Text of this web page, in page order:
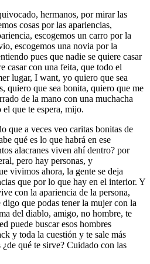
hermanos, por mirar las
cosas por las apariencias,
escogemos un carro por la
escogemos una novia por la
pues que nadie se quiere casar
casar con una feita, que todo el
lugar, I want, yo quiero que sea
quiero que sea bonita, quiero que me
de la mano con una muchacha
que te espera, mijo.
que a veces veo caritas bonitas de
qué es lo que habrá en ese
alacranes viven ahí dentro? por
pero hay personas, y
vivimos ahora, la gente se deja
que por lo que hay en el interior. Y
con la apariencia de la persona,
que podas tener la mujer con la
del diablo, amigo, no hombre, te
puede buscar esos hombres
y toda la cuestión y te sale más
qué te sirve? Cuidado con las